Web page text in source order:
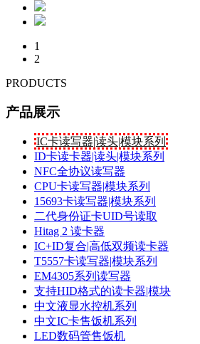
1
2
PRODUCTS
产品展示
IC卡读写器|读头|模块系列
ID卡读卡器|读头|模块系列
NFC全协议读写器
CPU卡读写器|模块系列
15693卡读写器|模块系列
二代身份证卡UID号读取
Hitag 2 读卡器
IC+ID复合|高低双频读卡器
T5557卡读写器|模块系列
EM4305系列读写器
支持HID格式的读卡器|模块
中文液显水控机系列
中文IC卡售饭机系列
LED数码管售饭机